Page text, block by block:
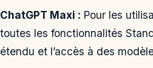
ChatGPT Maxi : Pour les
toutes les fonctionnalités
étendu et l’accès à des